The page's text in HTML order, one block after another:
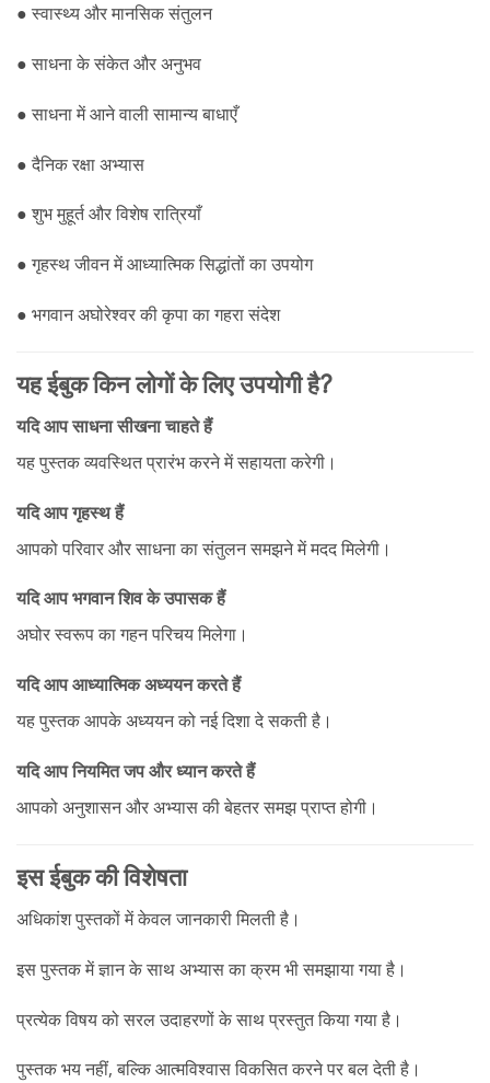
● स्वास्थ्य और मानसिक संतुलन
● साधना के संकेत और अनुभव
● साधना में आने वाली सामान्य बाधाएँ
● दैनिक रक्षा अभ्यास
● शुभ मुहूर्त और विशेष रात्रियाँ
● गृहस्थ जीवन में आध्यात्मिक सिद्धांतों का उपयोग
● भगवान अघोरेश्वर की कृपा का गहरा संदेश
यह ईबुक किन लोगों के लिए उपयोगी है?
यदि आप साधना सीखना चाहते हैं
यह पुस्तक व्यवस्थित प्रारंभ करने में सहायता करेगी।
यदि आप गृहस्थ हैं
आपको परिवार और साधना का संतुलन समझने में मदद मिलेगी।
यदि आप भगवान शिव के उपासक हैं
अघोर स्वरूप का गहन परिचय मिलेगा।
यदि आप आध्यात्मिक अध्ययन करते हैं
यह पुस्तक आपके अध्ययन को नई दिशा दे सकती है।
यदि आप नियमित जप और ध्यान करते हैं
आपको अनुशासन और अभ्यास की बेहतर समझ प्राप्त होगी।
इस ईबुक की विशेषता
अधिकांश पुस्तकों में केवल जानकारी मिलती है।
इस पुस्तक में ज्ञान के साथ अभ्यास का क्रम भी समझाया गया है।
प्रत्येक विषय को सरल उदाहरणों के साथ प्रस्तुत किया गया है।
पुस्तक भय नहीं, बल्कि आत्मविश्वास विकसित करने पर बल देती है।